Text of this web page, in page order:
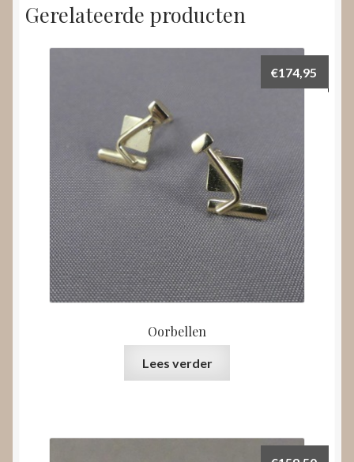
Gerelateerde producten
Oorbellen
€174,95
Lees verder